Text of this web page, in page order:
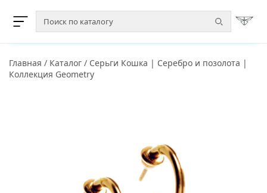
Главная / Каталог / Серьги Кошка | Серебро и позолота |
Коллекция Geometry